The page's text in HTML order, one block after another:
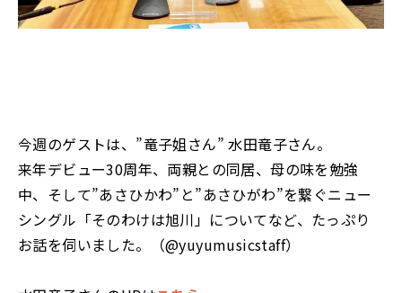
今週のゲストは、”竜子姐さん” 水田竜子さん。
来年デビュー30周年、両親との同居、母の味を勉強
中、そして”あさひかわ”と”あさひがわ”を繋ぐニュー
シングル「そのわけは旭川」についてなど、たっぷり
お話を伺いました。（@yuyumusicstaff）